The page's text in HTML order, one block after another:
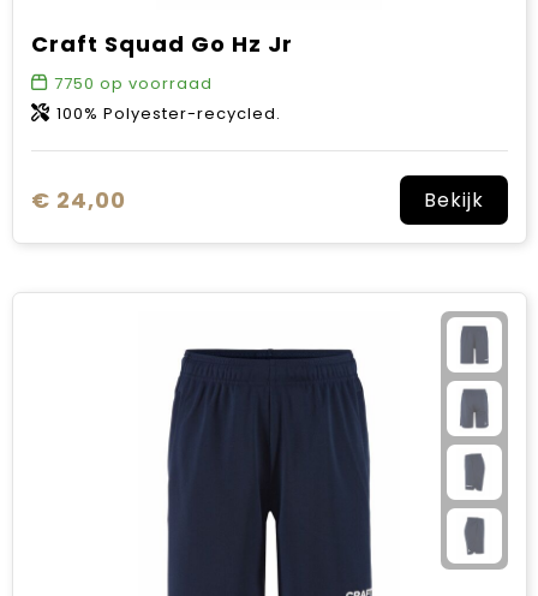
Craft Squad Go Hz Jr
7750 op voorraad
100% Polyester-recycled.
€ 24,00 Bekijk